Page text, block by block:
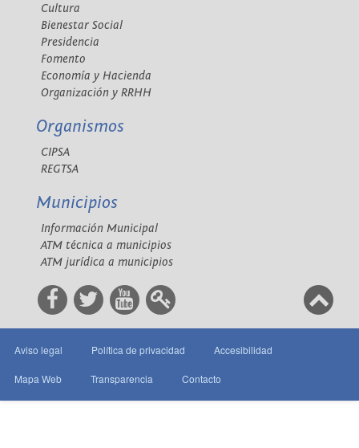
Cultura
Bienestar Social
Presidencia
Fomento
Economía y Hacienda
Organización y RRHH
Organismos
CIPSA
REGTSA
Municipios
Información Municipal
ATM técnica a municipios
ATM jurídica a municipios
Aviso legal Política de privacidad Accesibilidad
Mapa Web Transparencia Contacto